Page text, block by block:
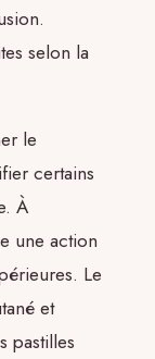
selon la
le
certains
À
une action
Le
et
pastilles